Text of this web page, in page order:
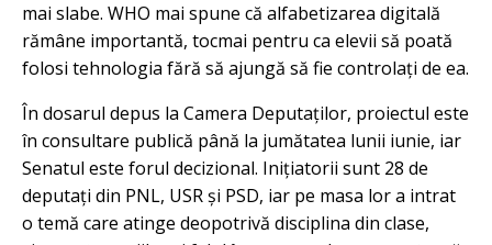
mai slabe. WHO mai spune că alfabetizarea digitală
rămâne importantă, tocmai pentru ca elevii să poată
folosi tehnologia fără să ajungă să fie controlați de ea.
În dosarul depus la Camera Deputaților, proiectul este
în consultare publică până la jumătatea lunii iunie, iar
Senatul este forul decizional. Inițiatorii sunt 28 de
deputați din PNL, USR și PSD, iar pe masa lor a intrat
o temă care atinge deopotrivă disciplina din clase,